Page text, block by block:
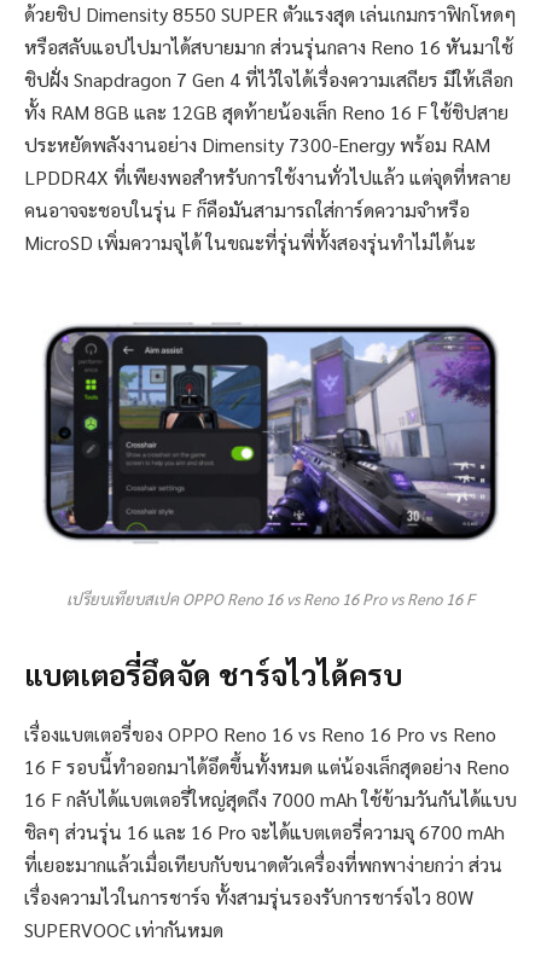
ด้วยชิป Dimensity 8550 SUPER ตัวแรงสุด เล่นเกมกราฟิกโหดๆ
หรือสลับแอปไปมาได้สบายมาก ส่วนรุ่นกลาง Reno 16 หันมาใช้
ชิปฝั่ง Snapdragon 7 Gen 4 ที่ไว้ใจได้เรื่องความเสถียร มีให้เลือก
ทั้ง RAM 8GB และ 12GB สุดท้ายน้องเล็ก Reno 16 F ใช้ชิปสาย
ประหยัดพลังงานอย่าง Dimensity 7300-Energy พร้อม RAM
LPDDR4X ที่เพียงพอสำหรับการใช้งานทั่วไปแล้ว แต่จุดที่หลาย
คนอาจจะชอบในรุ่น F ก็คือมันสามารถใส่การ์ดความจำหรือ
MicroSD เพิ่มความจุได้ ในขณะที่รุ่นพี่ทั้งสองรุ่นทำไม่ได้นะ
เปรียบเทียบสเปค OPPO Reno 16 vs Reno 16 Pro vs Reno 16 F
แบตเตอรี่อึดจัด ชาร์จไวได้ครบ
เรื่องแบตเตอรี่ของ OPPO Reno 16 vs Reno 16 Pro vs Reno
16 F รอบนี้ทำออกมาได้อึดขึ้นทั้งหมด แต่น้องเล็กสุดอย่าง Reno
16 F กลับได้แบตเตอรี่ใหญ่สุดถึง 7000 mAh ใช้ข้ามวันกันได้แบบ
ชิลๆ ส่วนรุ่น 16 และ 16 Pro จะได้แบตเตอรี่ความจุ 6700 mAh
ที่เยอะมากแล้วเมื่อเทียบกับขนาดตัวเครื่องที่พกพาง่ายกว่า ส่วน
เรื่องความไวในการชาร์จ ทั้งสามรุ่นรองรับการชาร์จไว 80W
SUPERVOOC เท่ากันหมด